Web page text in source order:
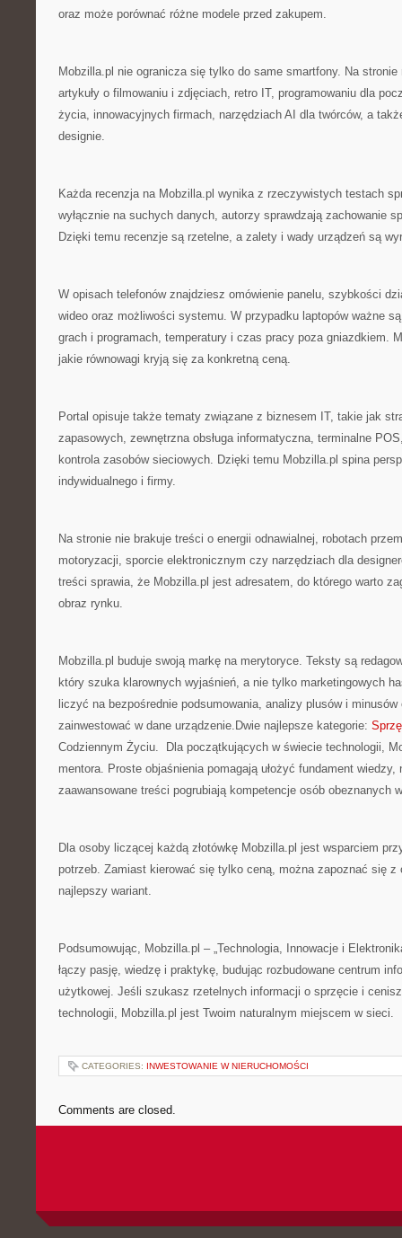
oraz może porównać różne modele przed zakupem.
Mobzilla.pl nie ogranicza się tylko do same smartfony. Na stronie
artykuły o filmowaniu i zdjęciach, retro IT, programowaniu dla
życia, innowacyjnych firmach, narzędziach AI dla twórców, a
designie.
Każda recenzja na Mobzilla.pl wynika z rzeczywistych testach
wyłącznie na suchych danych, autorzy sprawdzają zachowanie
Dzięki temu recenzje są rzetelne, a zalety i wady urządzeń są
W opisach telefonów znajdziesz omówienie panelu, szybkości
wideo oraz możliwości systemu. W przypadku laptopów ważne
grach i programach, temperatury i czas pracy poza gniazdkiem.
jakie równowagi kryją się za konkretną ceną.
Portal opisuje także tematy związane z biznesem IT, takie jak
zapasowych, zewnętrzna obsługa informatyczna, terminalne
kontrola zasobów sieciowych. Dzięki temu Mobzilla.pl spina
indywidualnego i firmy.
Na stronie nie brakuje treści o energii odnawialnej, robotach
motoryzacji, sporcie elektronicznym czy narzędziach dla
treści sprawia, że Mobzilla.pl jest adresatem, do którego warto
obraz rynku.
Mobzilla.pl buduje swoją markę na merytoryce. Teksty są
który szuka klarownych wyjaśnień, a nie tylko marketingowych
liczyć na bezpośrednie podsumowania, analizy plusów i
zainwestować w dane urządzenie.Dwie najlepsze kategorie:
Codziennym Życiu. Dla początkujących w świecie technologii,
mentora. Proste objaśnienia pomagają ułożyć fundament wiedzy,
zaawansowane treści pogrubiają kompetencje osób obeznanych
Dla osoby liczącej każdą złotówkę Mobzilla.pl jest wsparciem
potrzeb. Zamiast kierować się tylko ceną, można zapoznać się z
najlepszy wariant.
Podsumowując, Mobzilla.pl – „Technologia, Innowacje i
łączy pasję, wiedzę i praktykę, budując rozbudowane centrum
użytkowej. Jeśli szukasz rzetelnych informacji o sprzęcie i
technologii, Mobzilla.pl jest Twoim naturalnym miejscem w sieci.
CATEGORIES: INWESTOWANIE W NIERUCHOMOŚCI
Comments are closed.